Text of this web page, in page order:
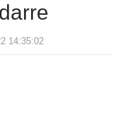
14:35:02